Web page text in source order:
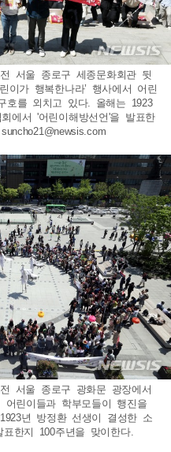
서울 종로구 세종문화회관 뒷
이가 행복한나라’ 행사에서 어린
호를 외치고 있다. 올해는 1923
에서 '어린이해방선언'을 발표한
suncho21@newsis.com
서울 종로구 광화문 광장에서
어린이들과 학부모들이 행진을
년 방정환 선생이 결성한 소
한지 100주년을 맞이한다.